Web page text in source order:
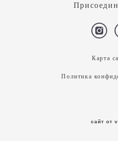
Карта
Политика
сайт от